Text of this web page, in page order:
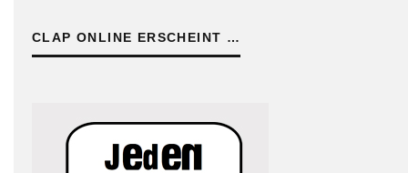
CLAP ONLINE ERSCHEINT …